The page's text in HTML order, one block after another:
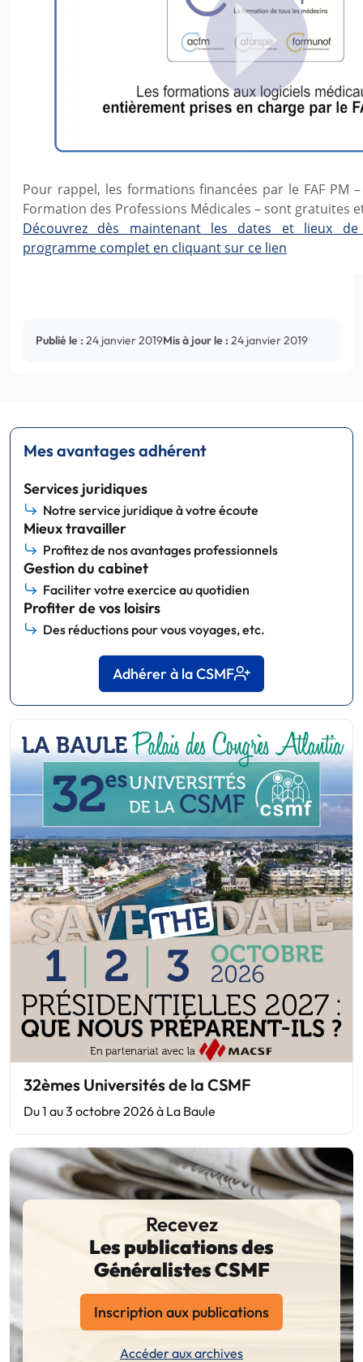
Pour rappel, les formations financées par le FAF PM –
Formation des Professions Médicales – sont gratuites
Découvrez dès maintenant les dates et lieux
programme complet en cliquant sur ce lien
Publié le : 24 janvier 2019Mis à jour le : 24 janvier 2019
Mes avantages adhérent
Services juridiques
Notre service juridique à votre écoute
Mieux travailler
Profitez de nos avantages professionnels
Gestion du cabinet
Faciliter votre exercice au quotidien
Profiter de vos loisirs
Des réductions pour vous voyages, etc.
Adhérer à la CSMF
32èmes Universités de la CSMF
Du 1 au 3 octobre 2026 à La Baule
Recevez
Les publications des
Généralistes CSMF
Inscription aux publications
Accéder aux archives